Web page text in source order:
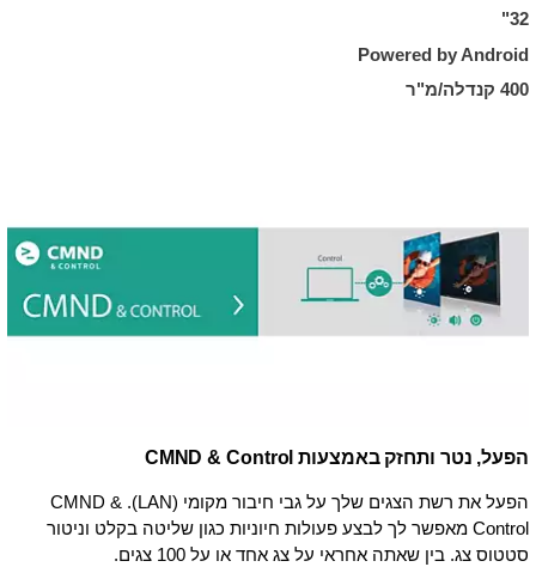
32"
Powered by Android
400 קנדלה/מ"ר
הפעל, נטר ותחזק באמצעות CMND & Control
הפעל את רשת הצגים שלך על גבי חיבור מקומי (LAN). ‏CMND &
Control מאפשר לך לבצע פעולות חיוניות כגון שליטה בקלט וניטור
סטטוס צג. בין שאתה אחראי על צג אחד או על 100 צגים.